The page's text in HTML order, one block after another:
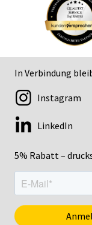
In Verbindung
5% Rabatt –
Instagram
LinkedIn